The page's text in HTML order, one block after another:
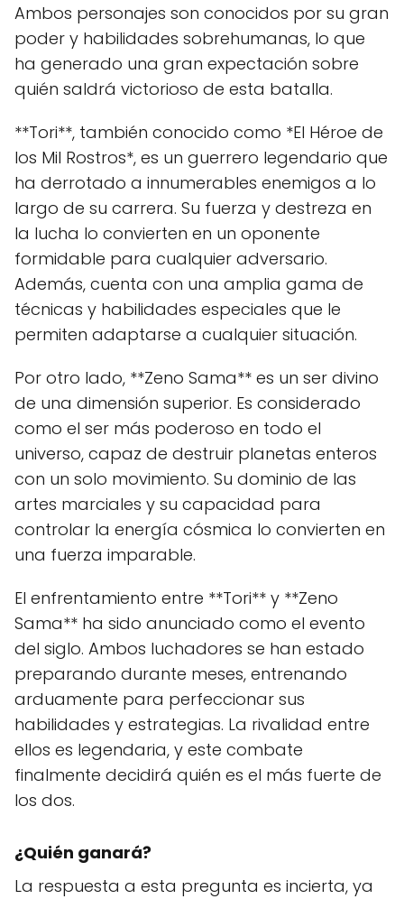
Ambos personajes son conocidos por su gran
poder y habilidades sobrehumanas, lo que
ha generado una gran expectación sobre
quién saldrá victorioso de esta batalla.
**Tori**, también conocido como *El Héroe de
los Mil Rostros*, es un guerrero legendario que
ha derrotado a innumerables enemigos a lo
largo de su carrera. Su fuerza y destreza en
la lucha lo convierten en un oponente
formidable para cualquier adversario.
Además, cuenta con una amplia gama de
técnicas y habilidades especiales que le
permiten adaptarse a cualquier situación.
Por otro lado, **Zeno Sama** es un ser divino
de una dimensión superior. Es considerado
como el ser más poderoso en todo el
universo, capaz de destruir planetas enteros
con un solo movimiento. Su dominio de las
artes marciales y su capacidad para
controlar la energía cósmica lo convierten en
una fuerza imparable.
El enfrentamiento entre **Tori** y **Zeno
Sama** ha sido anunciado como el evento
del siglo. Ambos luchadores se han estado
preparando durante meses, entrenando
arduamente para perfeccionar sus
habilidades y estrategias. La rivalidad entre
ellos es legendaria, y este combate
finalmente decidirá quién es el más fuerte de
los dos.
¿Quién ganará?
La respuesta a esta pregunta es incierta, ya